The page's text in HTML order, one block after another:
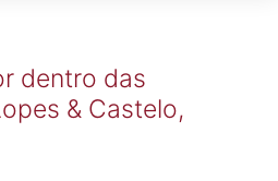
dentro das
& Castelo,